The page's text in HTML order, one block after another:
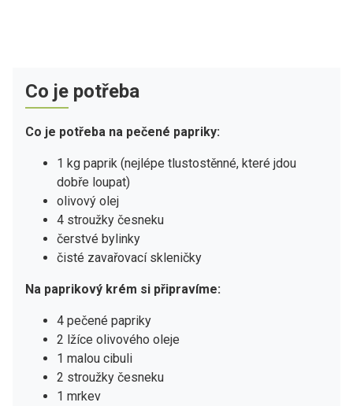
Co je potřeba
Co je potřeba na pečené papriky:
1 kg paprik (nejlépe tlustostěnné, které jdou
dobře loupat)
olivový olej
4 stroužky česneku
čerstvé bylinky
čisté zavařovací skleničky
Na paprikový krém si připravíme:
4 pečené papriky
2 lžíce olivového oleje
1 malou cibuli
2 stroužky česneku
1 mrkev